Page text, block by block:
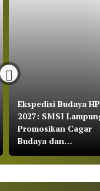
Ekspedisi Budaya
2027: SMSI
Promosikan Cagar
Budaya dan
Konservasi Gajah